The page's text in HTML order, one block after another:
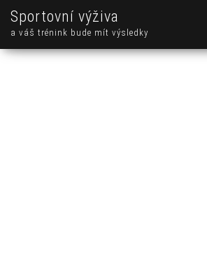
Sportovní výživa
a váš trénink bude mít výsledky